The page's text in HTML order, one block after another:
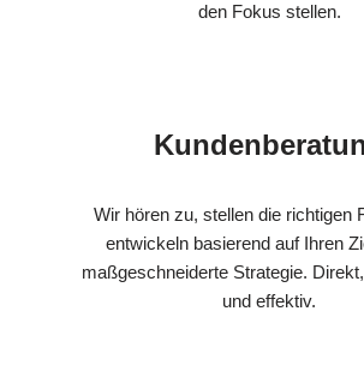
den Fokus stellen.
Wir hören zu, stellen die richtigen
entwickeln basierend auf Ihren
maßgeschneiderte Strategie.
und effektiv.